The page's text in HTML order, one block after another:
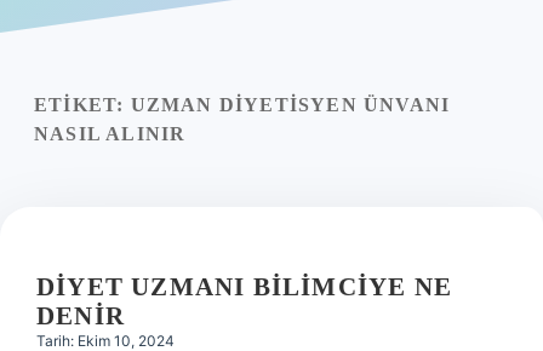
Yasal Uyarı
ETIKET: UZMAN DIYETISYEN ÜNVANI
NASIL ALINIR
DIYET UZMANI BILIMCIYE NE
DENIR
Tarih: Ekim 10, 2024